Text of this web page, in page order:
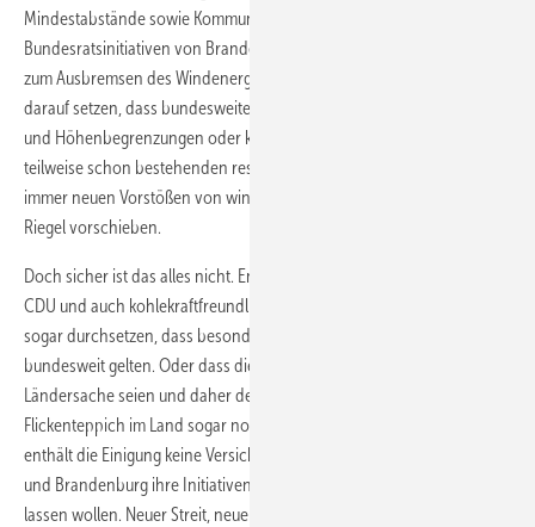
Mindestabstände sowie Kommunenbeteiligungen derzeit laufende
Bundesratsinitiativen von Brandenburg und Nordrhein-Westfalen
zum Ausbremsen des Windenergieausbaus noch einfangen. Sie mag
darauf setzen, dass bundesweite Regelungen zu Mindestabständen
und Höhenbegrenzungen oder kommunalen Beteiligungen die
teilweise schon bestehenden restriktiven Länderregeln ersetzen oder
immer neuen Vorstößen von windkraftfeindlichen Politikern einen
Riegel vorschieben.
Doch sicher ist das alles nicht. Energiewendefeindliche Kräfte in der
CDU und auch kohlekraftfreundliche SPD-Bundesländer könnten
sogar durchsetzen, dass besonders strenge Mindestabstände
bundesweit gelten. Oder dass die Vorgaben für Windparks generell
Ländersache seien und daher den regelungstechnischen
Flickenteppich im Land sogar noch kleinteiliger gestalten. Auch
enthält die Einigung keine Versicherung, dass Nordrhein-Westfalen
und Brandenburg ihre Initiativen im Bundesrat bis Herbst 2019 ruhen
lassen wollen. Neuer Streit, neue Unsicherheit sind somit